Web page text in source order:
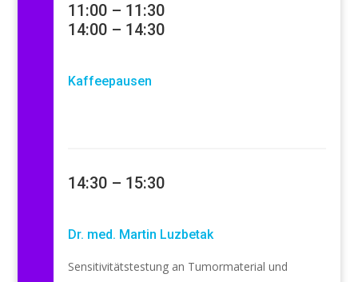
11:00 – 11:30
14:00 – 14:30
Kaffeepausen
14:30 – 15:30
Dr. med. Martin Luzbetak
Sensitivitätstestung an Tumormaterial und